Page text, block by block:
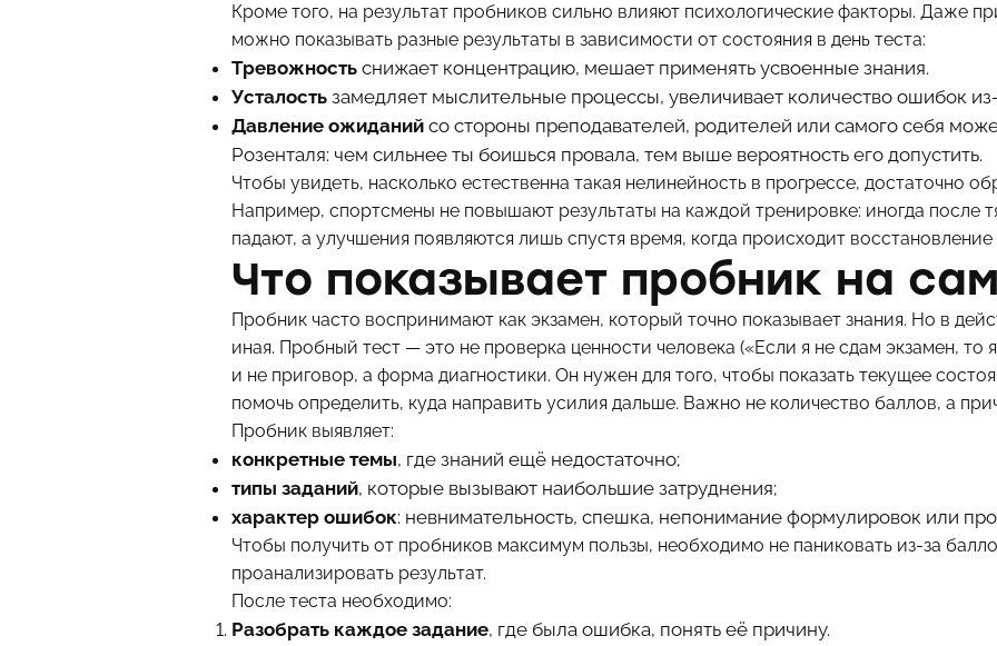
Кроме того, на результат пробников сильно влияют психологические факторы. Даже
можно показывать разные результаты в зависимости от состояния в день теста:
Тревожность снижает концентрацию, мешает применять усвоенные знания.
Усталость замедляет мыслительные процессы, увеличивает количество ошибок
Давление ожиданий со стороны преподавателей, родителей или самого себя
Розенталя: чем сильнее ты боишься провала, тем выше вероятность его допустить.
Чтобы увидеть, насколько естественна такая нелинейность в прогрессе, достаточно
Например, спортсмены не повышают результаты на каждой тренировке: иногда после
падают, а улучшения появляются лишь спустя время, когда происходит восстановление
Что показывает пробник на
Пробник часто воспринимают как экзамен, который точно показывает знания. Но в
иная. Пробный тест — это не проверка ценности человека («Если я не сдам экзамен, то
и не приговор, а форма диагностики. Он нужен для того, чтобы показать текущее
помочь определить, куда направить усилия дальше. Важно не количество баллов, а
Пробник выявляет:
конкретные темы, где знаний ещё недостаточно;
типы заданий, которые вызывают наибольшие затруднения;
характер ошибок: невнимательность, спешка, непонимание формулировок или
Чтобы получить от пробников максимум пользы, необходимо не паниковать из-за
проанализировать результат.
После теста необходимо:
Разобрать каждое задание, где была ошибка, понять её причину.